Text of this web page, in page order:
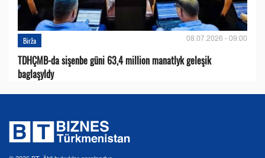
Birža 08.07.2026 - 09:00
TDHÇMB-da sişenbe güni 63,4 million manatlyk geleşik
baglaşyldy